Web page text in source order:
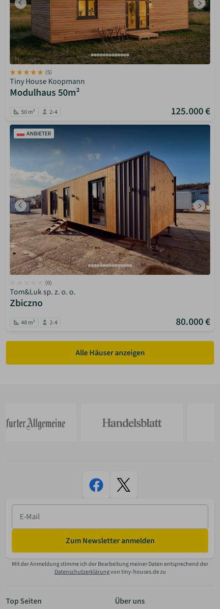
(5)
Tiny House Koopmann
Modulhaus 50m²
50 m² 2-4 125.000 €
ANBIETER
(0)
Tom&Luk sp. z. o. o.
Zbiczno
48 m² 2-4 80.000 €
Alle Häuser anzeigen
E-
Mail
Zum Newsletter anmelden
Mit der Anmeldung stimme ich der Bearbeitung meiner Daten entsprechend der
Datenschutzerklärungvon tiny-houses.de zu
Top Seiten Über uns